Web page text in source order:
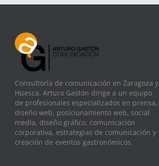
Consultoría de comunicación en Zaragoza y
Huesca. Arturo Gastón dirige a un equipo
de profesionales especializados en prensa,
diseño web, posicionamiento web, social
media, diseño gráfico, comunicación
corporativa, estrategias de comunicación y
creación de eventos gastronómicos.